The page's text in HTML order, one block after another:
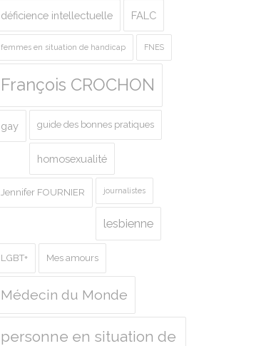
déficience intellectuelle FALC
femmes en situation de handicap FNES
François CROCHON
gay guide des bonnes pratiques
homosexualité
Jennifer FOURNIER journalistes
lesbienne
LGBT+ Mes amours
Médecin du Monde
personne en situation de